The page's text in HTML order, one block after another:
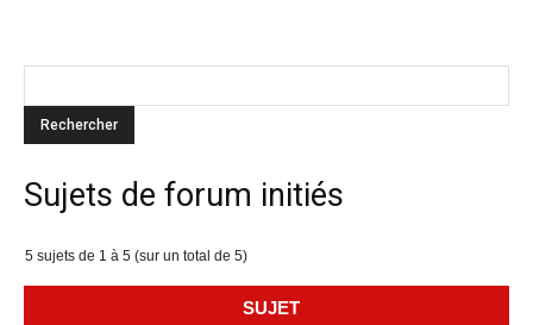
Sujets de forum initiés
5 sujets de 1 à 5 (sur un total de 5)
SUJET